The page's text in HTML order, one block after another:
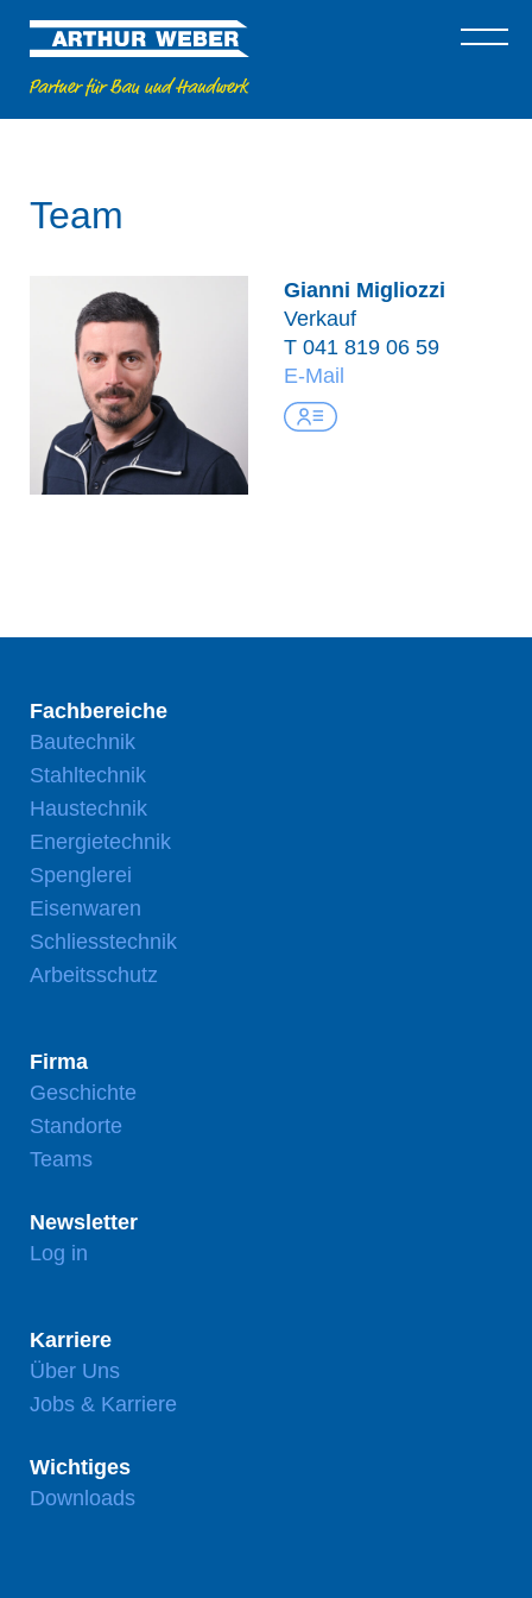
Team
Gianni Migliozzi
Verkauf
T 041 819 06 59
E-Mail
Fachbereiche
Bautechnik
Stahltechnik
Haustechnik
Energietechnik
Spenglerei
Eisenwaren
Schliesstechnik
Arbeitsschutz
Firma
Geschichte
Standorte
Teams
Newsletter
Log in
Karriere
Über Uns
Jobs & Karriere
Wichtiges
Downloads